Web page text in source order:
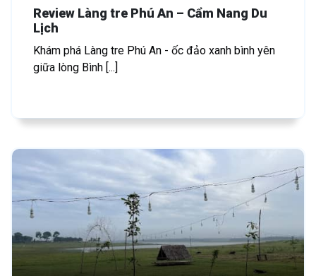
Review Làng tre Phú An – Cẩm Nang Du
Lịch
Khám phá Làng tre Phú An - ốc đảo xanh bình yên
giữa lòng Bình [...]